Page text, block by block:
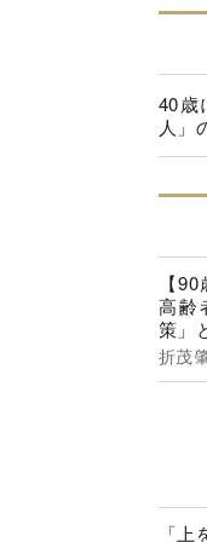
40歳
人」
【
高齢
策」
折茂
「